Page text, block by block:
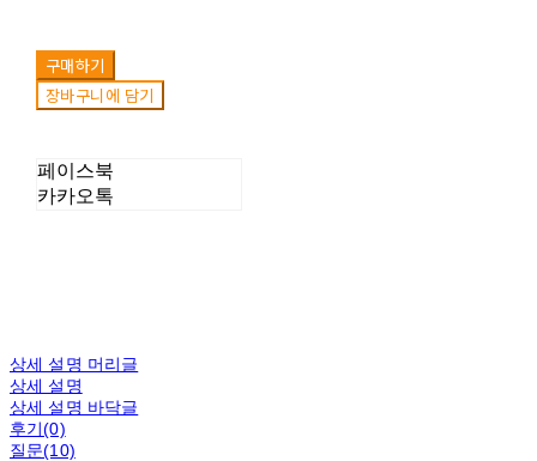
구매하기
장바구니에 담기
페이스북
카카오톡
상세 설명 머리글
상세 설명
상세 설명 바닥글
후기(0)
질문(10)